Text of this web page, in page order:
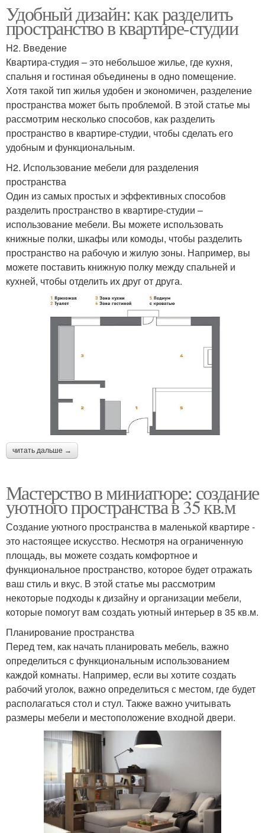
Удобный дизайн: как разделить
пространство в квартире-студии
H2. Введение
Квартира-студия – это небольшое жилье, где кухня,
спальня и гостиная объединены в одно помещение.
Хотя такой тип жилья удобен и экономичен, разделение
пространства может быть проблемой. В этой статье мы
рассмотрим несколько способов, как разделить
пространство в квартире-студии, чтобы сделать его
удобным и функциональным.
H2. Использование мебели для разделения
пространства
Один из самых простых и эффективных способов
разделить пространство в квартире-студии –
использование мебели. Вы можете использовать
книжные полки, шкафы или комоды, чтобы разделить
пространство на рабочую и жилую зоны. Например, вы
можете поставить книжную полку между спальней и
кухней, чтобы отделить их друг от друга.
читать дальше →
Мастерство в миниатюре: создание
уютного пространства в 35 кв.м
Создание уютного пространства в маленькой квартире -
это настоящее искусство. Несмотря на ограниченную
площадь, вы можете создать комфортное и
функциональное пространство, которое будет отражать
ваш стиль и вкус. В этой статье мы рассмотрим
некоторые подходы к дизайну и организации мебели,
которые помогут вам создать уютный интерьер в 35 кв.м.
Планирование пространства
Перед тем, как начать планировать мебель, важно
определиться с функциональным использованием
каждой комнаты. Например, если вы хотите создать
рабочий уголок, важно определиться с местом, где будет
располагаться стол и стул. Также важно учитывать
размеры мебели и местоположение входной двери.